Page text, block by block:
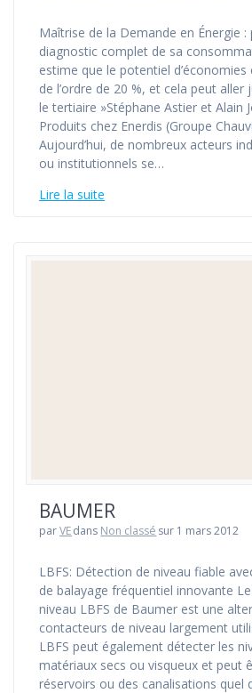
Maîtrise de la Demande en Énergie
diagnostic complet de sa
estime que le potentiel
de l’ordre de 20 %, et cela peut aller
le tertiaire »Stéphane Astier et Alain
Produits chez Enerdis (Groupe
Aujourd’hui, de nombreux acteurs
ou institutionnels se…
Lire la suite
BAUMER
parVEdans Non classé sur 1 mars 2012
LBFS: Détection de niveau fiable
de balayage fréquentiel innovante
niveau LBFS de Baumer est une
contacteurs de niveau largement
LBFS peut également détecter les
matériaux secs ou visqueux et peut
réservoirs ou des canalisations quel